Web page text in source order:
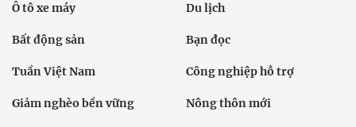
Ô tô xe máy Du lịch
Bất động sản Bạn đọc
Tuần Việt Nam Công nghiệp hỗ trợ
Giảm nghèo bền vững Nông thôn mới